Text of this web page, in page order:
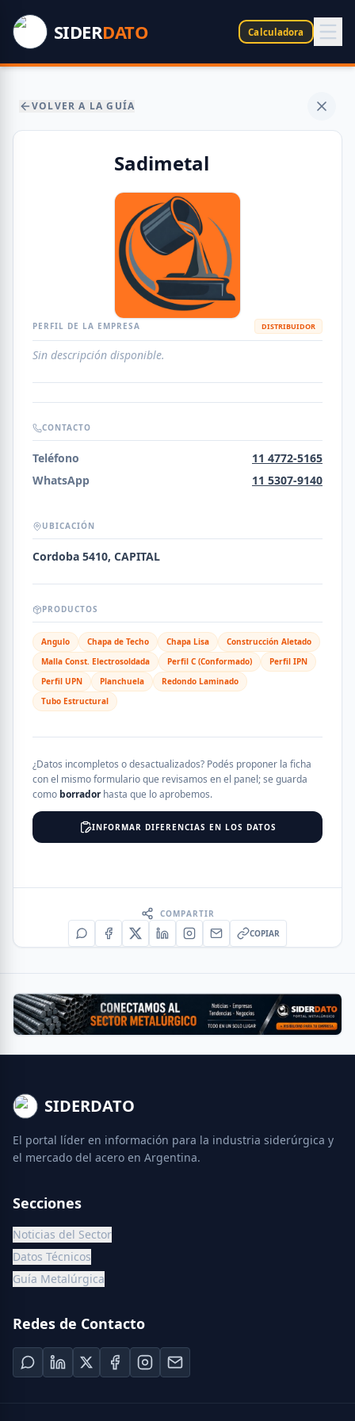
SIDERDATO Calculadora
VOLVER A LA GUÍA
Sadimetal
PERFIL DE LA EMPRESA DISTRIBUIDOR
Sin descripción disponible.
CONTACTO
Teléfono
11 4772-5165
WhatsApp
11 5307-9140
UBICACIÓN
Cordoba 5410, CAPITAL
PRODUCTOS
Angulo Chapa de Techo Chapa Lisa
Construcción Aletado
Malla Const. Electrosoldada
Perfil C (Conformado)
Perfil IPN
Perfil UPN
Planchuela
Redondo Laminado
Tubo Estructural
¿Datos incompletos o desactualizados? Podés proponer la ficha
con el mismo formulario que revisamos en el panel; se guarda
como borradorhasta que lo aprobemos.
INFORMAR DIFERENCIAS EN LOS DATOS
COMPARTIR
COPIAR
SIDERDATO
El portal líder en información para la industria siderúrgica y
el mercado del acero en Argentina.
Secciones
Noticias del Sector
Datos Técnicos
Guía Metalúrgica
Redes de Contacto